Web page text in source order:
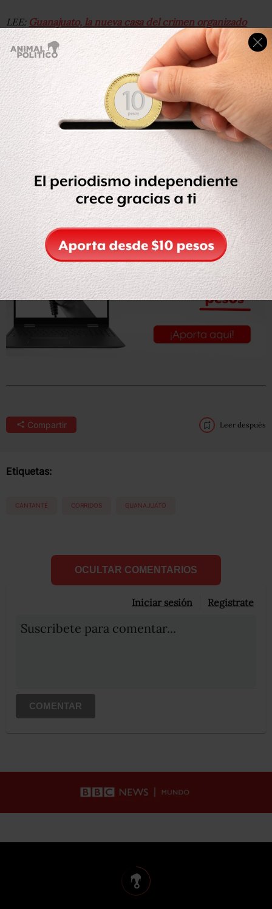
LEE: Guanajuato, la nueva casa del crimen organizado
La mujer, de 40 años, tenía una orden de aprehensión
emitida por la Sala Penal Zona Centro de Sinaloa. Tras su
captura fue trasladada a Sinaloa, donde responderá por
los cargos de secuestro en agravio de tres personas,
señaló la Procuraduría de Guanajuato.
De acuerdo al expediente 38/2016, la mujer participó
activamente en el secuestro de las víctimas y las obligó a
retirar una millonaria suma de dinero de un banco en
febrero de 2016, informó la Procuraduría de Guanajuato.
Compartir Leer después
Etiquetas:
CANTANTE CORRIDOS GUANAJUATO
OCULTAR COMENTARIOS
Iniciar sesión Registrate
Suscribete para comentar...
COMENTAR